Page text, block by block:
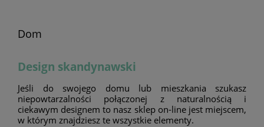
Dom
Design skandynawski
Jeśli do swojego domu lub mieszkania szukasz
niepowtarzalności połączonej z naturalnością i
ciekawym designem to nasz sklep on-line jest miejscem,
w którym znajdziesz te wszystkie elementy.